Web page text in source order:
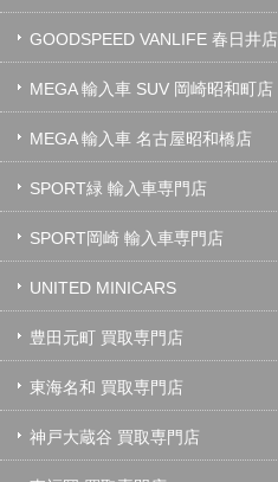
GOODSPEED VANLIFE 春日井店
MEGA 輸入車 SUV 岡崎昭和町店
MEGA 輸入車 名古屋昭和橋店
SPORT緑 輸入車専門店
SPORT岡崎 輸入車専門店
UNITED MINICARS
豊田元町 買取専門店
東海名和 買取専門店
神戸大蔵谷 買取専門店